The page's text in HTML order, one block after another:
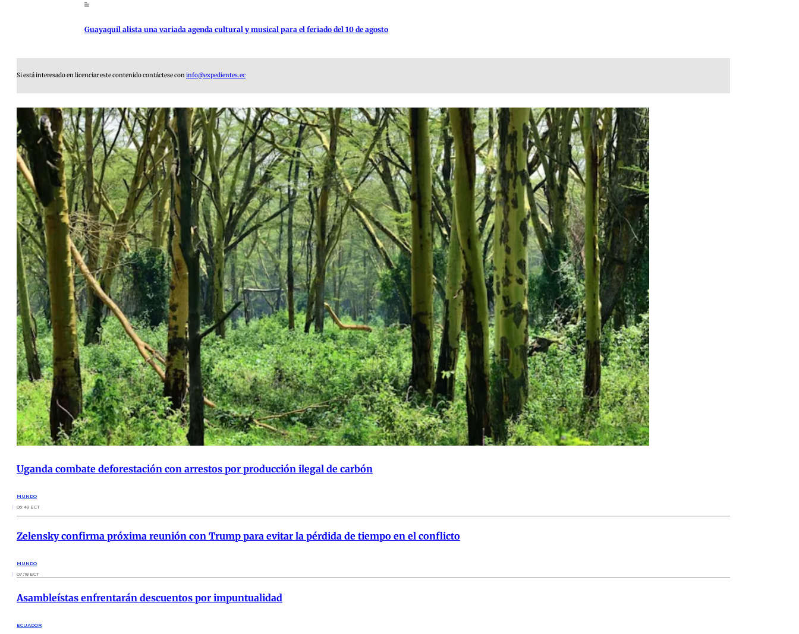
Guayaquil alista una variada agenda cultural y musical para el feriado del 10 de agosto
Si está interesado en licenciar este contenido contáctese coninfo@expedientes.ec
Uganda combate deforestación con arrestos por producción ilegal de carbón
MUNDO
06:49 ECT
Zelensky confirma próxima reunión con Trump para evitar la pérdida de tiempo en el conflicto
MUNDO
07:18 ECT
Asambleístas enfrentarán descuentos por impuntualidad
ECUADOR